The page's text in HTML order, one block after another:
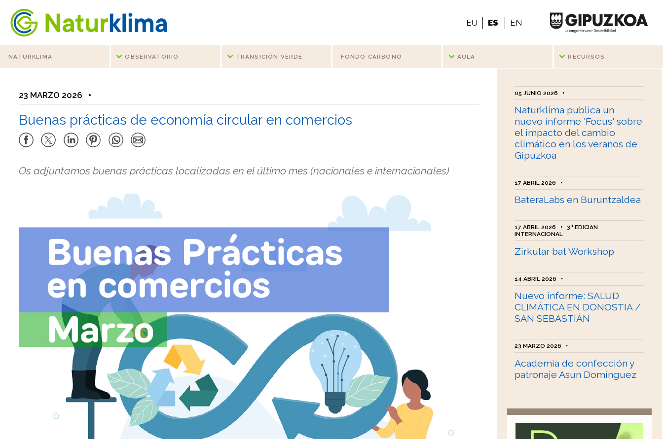
Ir al índice principal de contenidos
Ir a los contenidos
EU ES EN
NATURKLIMA OBSERVATORIO TRANSICIÓN VERDE FONDO CARBONO AULA RECURSOS
23 MARZO 2026 •
Buenas prácticas de economía circular en comercios
Os adjuntamos buenas prácticas localizadas en el último mes (nacionales e internacionales)
05 JUNIO 2026 •
Naturklima publica un
nuevo informe 'Focus' sobre
el impacto del cambio
climático en los veranos de
Gipuzkoa
17 ABRIL 2026 •
BateraLabs en Buruntzaldea
17 ABRIL 2026 • 3ª EDICIóN
INTERNACIONAL
Zirkular bat Workshop
14 ABRIL 2026 •
Nuevo informe: SALUD
CLIMÁTICA EN DONOSTIA /
SAN SEBASTIÁN
23 MARZO 2026 •
Academia de confección y
patronaje Asun Domínguez